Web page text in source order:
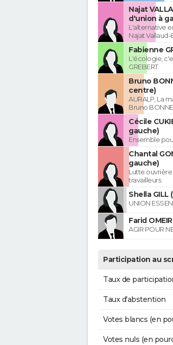
Najat
d'union à
L'alternative
Najat
Fabienne
L'écologie,
GREBERT
Bruno
centre)
AURALP, La
Bruno
Cécile
gauche)
Ensemble
Chantal
gauche)
Lutte
travailleurs
Shella GILL
UNION
Farid
AGIR POUR
Participation au
Taux de
Taux d'abstention
Votes blancs (en
Votes nuls (en